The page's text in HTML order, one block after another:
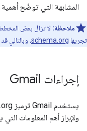
المشابهة التي توضّح أهمية
ملاحظة:
تجريها schema.org، وبالتالي
إجراءات Gmail
ولإبراز أهم المعلومات